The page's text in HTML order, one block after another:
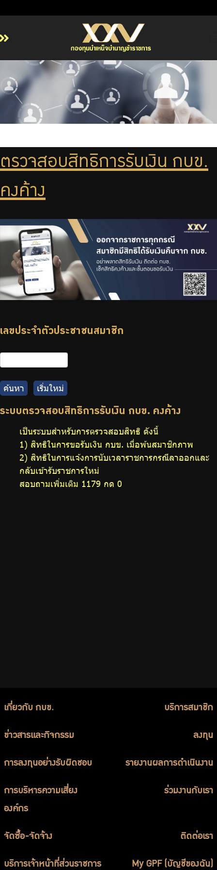
หน้าหลัก
เกี่ยวกับ กบข.
บริการสมาชิก
ลงทุน
การบริหารความเสี่ยง
รายงานผลการดำเนินงาน
ข่าวสารและกิจกรรม
บริการเจ้าหน้าที่ส่วนราชการ
ร่วมงานกับเรา
ติดต่อเรา
ตรวจสอบสิทธิการรับเงิน กบข.
คงค้าง
เลขประจำตัวประชาชนสมาชิก
ค้นหา เริ่มใหม่
ระบบตรวจสอบสิทธิการรับเงิน กบข. คงค้าง
เป็นระบบสำหรับการตรวจสอบสิทธิ ดังนี้
1) สิทธิในการขอรับเงิน กบข. เมื่อพ้นสมาชิกภาพ
2) สิทธิในการแจ้งการนับเวลาราชการกรณีลาออกและ
กลับเข้ารับราชการใหม่
สอบถามเพิ่มเติม 1179 กด 0
เกี่ยวกับ กบข. บริการสมาชิก
ข่าวสารและกิจกรรม ลงทุน
การลงทุนอย่างรับผิดชอบ รายงานผลการดำเนินงาน
การบริหารความเสี่ยง
องค์กร
ร่วมงานกับเรา
จัดซื้อ-จัดจ้าง ติดต่อเรา
บริการเจ้าหน้าที่ส่วนราชการ My GPF (บัญชีของฉัน)